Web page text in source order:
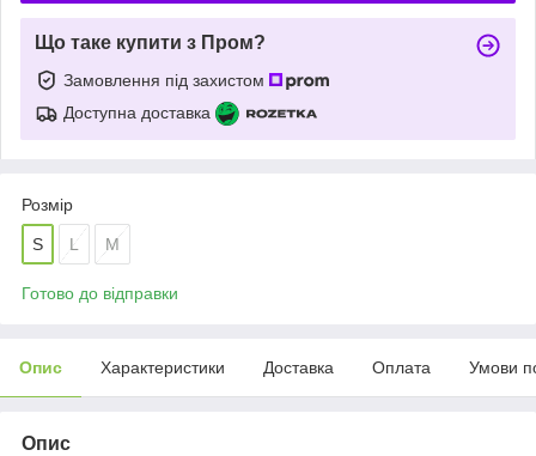
Що таке купити з Пром?
Замовлення під захистом
Доступна доставка
Розмір
S L M
Готово до відправки
Опис Характеристики Доставка Оплата Умови
Опис